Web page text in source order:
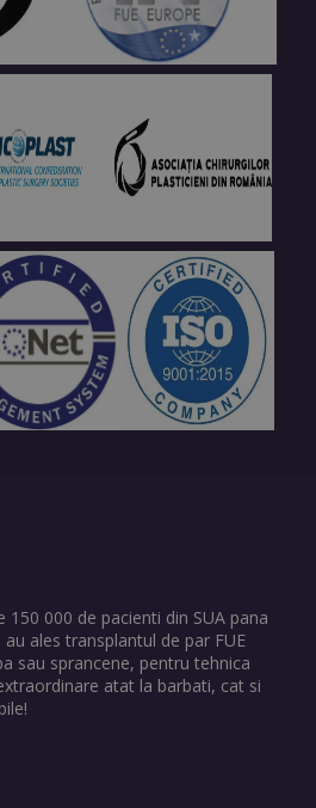
150 000 de pacienti din SUA pana
ales transplantul de par FUE
sau sprancene, pentru tehnica
atat la barbati, cat si